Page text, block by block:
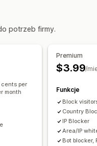
dotyczące oszustw
potrzeb firmy.
per
month
Premium
$3.99/
Funkcje
Block
Country
IP Blocker
Area/IP
Bot blocker,